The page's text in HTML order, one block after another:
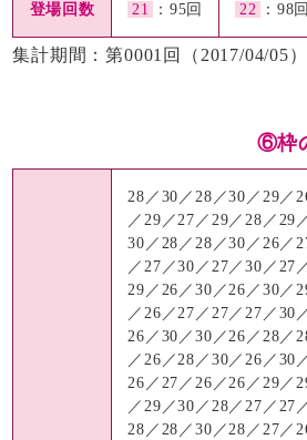
登場回数 21 ：95回 22 ：98回
集計期間：第0001回（2017/04/05
⑥枠
28／30／28／30／29／
／29／27／29／28／29
30／28／28／30／26／
／27／30／27／30／27
29／26／30／26／30／
／26／27／27／27／30
26／30／30／26／28／
／26／28／30／26／30
26／27／26／26／29／
／29／30／28／27／27
28／28／30／28／27／